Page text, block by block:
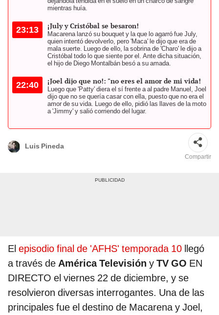
mientras huía.
23:13 ¡July y Cristóbal se besaron!
Macarena lanzó su bouquet y la que lo agarró fue July,
quien intentó devolverlo, pero 'Maca' le dijo que era de
mala suerte. Luego de ello, la sobrina de 'Charo' le dijo a
Cristóbal todo lo que siente por el. Ante dicha situación,
el hijo de Diego Montalbán besó a su amada.
22:40 ¡Joel dijo que no!: "no eres el amor de mi vida!
Luego que 'Patty' diera el sí frente a al padre Manuel, Joel
dijo que no se quería casar con ella, puesto que no era el
amor de su vida. Luego de ello, pidió las llaves de la moto
a 'Jimmy' y salió corriendo del lugar.
Luis Pineda
Compartir
El episodio final de 'AFHS' temporada 10 llegó
a través de América Televisión y TV GO EN
DIRECTO el viernes 22 de diciembre, y se
resolvieron diversas interrogantes. Una de las
principales fue el destino de Macarena y Joel,